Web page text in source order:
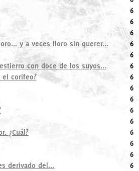
6
6
6
y a veces lloro sin querer... 6
6
con doce de los suyos... 6
el corifeo? 6
6
6
6
6
¿Cuál? 6
6
6
derivado del... 6